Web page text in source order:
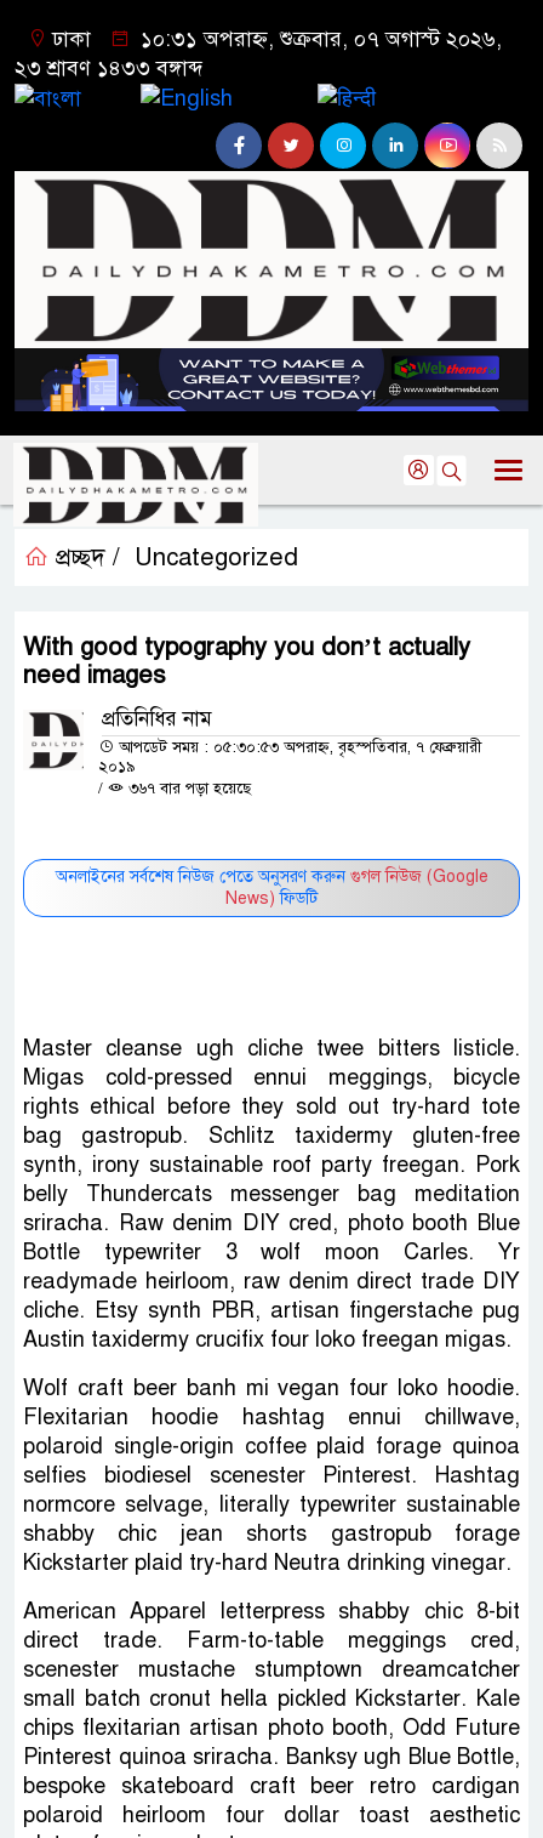
ঢাকা
১০:৩১ অপরাহ্ন, শুক্রবার, ০৭ অগাস্ট ২০২৬,
২৩ শ্রাবণ ১৪৩৩ বঙ্গাব্দ
প্রচ্ছদ / Uncategorized
With good typography you don’t actually
need images
প্রতিনিধির নাম
আপডেট সময় : ০৫:৩০:৫৩ অপরাহ্ন, বৃহস্পতিবার, ৭ ফেব্রুয়ারী
২০১৯
/
৩৬৭ বার পড়া হয়েছে
অনলাইনের সর্বশেষ নিউজ পেতে অনুসরণ করুন গুগল নিউজ (Google
News) ফিডটি
Master cleanse ugh cliche twee bitters listicle.
Migas cold-pressed ennui meggings, bicycle
rights ethical before they sold out try-hard tote
bag gastropub. Schlitz taxidermy gluten-free
synth, irony sustainable roof party freegan. Pork
belly Thundercats messenger bag meditation
sriracha. Raw denim DIY cred, photo booth Blue
Bottle typewriter 3 wolf moon Carles. Yr
readymade heirloom, raw denim direct trade DIY
cliche. Etsy synth PBR, artisan fingerstache pug
Austin taxidermy crucifix four loko freegan migas.
Wolf craft beer banh mi vegan four loko hoodie.
Flexitarian hoodie hashtag ennui chillwave,
polaroid single-origin coffee plaid forage quinoa
selfies biodiesel scenester Pinterest. Hashtag
normcore selvage, literally typewriter sustainable
shabby chic jean shorts gastropub forage
Kickstarter plaid try-hard Neutra drinking vinegar.
American Apparel letterpress shabby chic 8-bit
direct trade. Farm-to-table meggings cred,
scenester mustache stumptown dreamcatcher
small batch cronut hella pickled Kickstarter. Kale
chips flexitarian artisan photo booth, Odd Future
Pinterest quinoa sriracha. Banksy ugh Blue Bottle,
bespoke skateboard craft beer retro cardigan
polaroid heirloom four dollar toast aesthetic